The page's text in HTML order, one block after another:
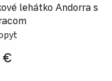
lehátko Andorra s
€